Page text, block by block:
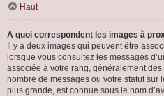
Haut
A quoi correspondent les images à
Il y a deux images qui peuvent être
lorsque vous consultez les messages
associée à votre rang, généralement
nombre de messages ou votre statut sur
plus grande, est connue sous le nom